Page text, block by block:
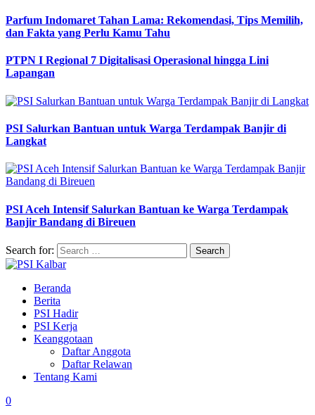
Parfum Indomaret Tahan Lama: Rekomendasi, Tips Memilih,
dan Fakta yang Perlu Kamu Tahu
PTPN I Regional 7 Digitalisasi Operasional hingga Lini
Lapangan
PSI Salurkan Bantuan untuk Warga Terdampak Banjir di
Langkat
PSI Aceh Intensif Salurkan Bantuan ke Warga Terdampak
Banjir Bandang di Bireuen
Search for:
Beranda
Berita
PSI Hadir
PSI Kerja
Keanggotaan
Daftar Anggota
Daftar Relawan
Tentang Kami
0